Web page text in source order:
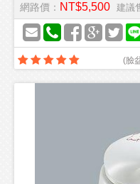
網路價： NT$5,500 建議
(臉